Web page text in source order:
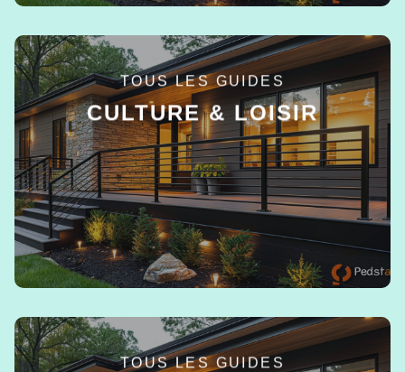
TOUS LES GUIDES
CULTURE & LOISIR
EN SAVOIR +
TOUS LES GUIDES